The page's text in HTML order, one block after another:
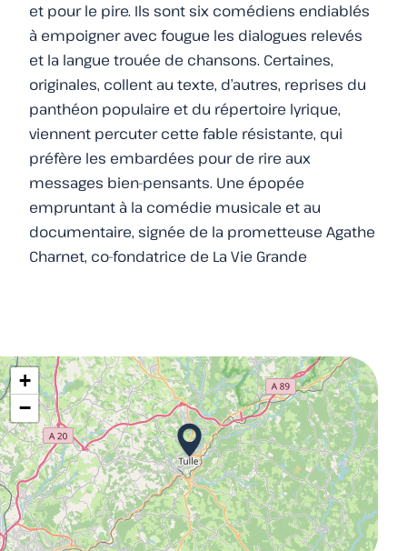
et pour le pire. Ils sont six comédiens endiablés
à empoigner avec fougue les dialogues relevés
et la langue trouée de chansons. Certaines,
originales, collent au texte, d’autres, reprises du
panthéon populaire et du répertoire lyrique,
viennent percuter cette fable résistante, qui
préfère les embardées pour de rire aux
messages bien-pensants. Une épopée
empruntant à la comédie musicale et au
documentaire, signée de la prometteuse Agathe
Charnet, co-fondatrice de La Vie Grande
+
−